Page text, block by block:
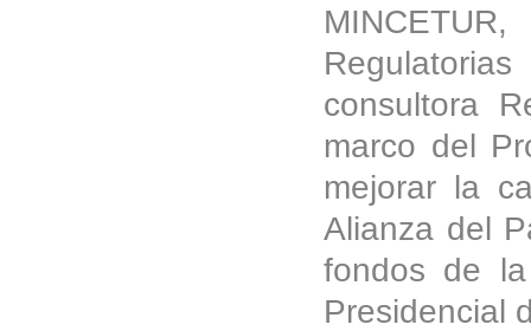
consultora
marco del
mejorar la
Alianza del
fondos de
Presidencial